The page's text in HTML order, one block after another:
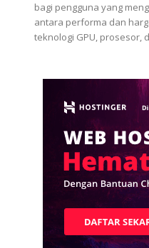
bagi pengguna yang
antara performa dan
teknologi GPU, prosesor,